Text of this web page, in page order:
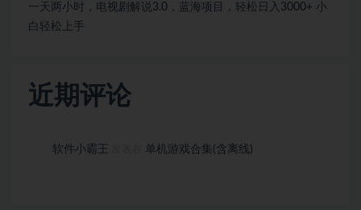
一天两小时，电视剧解说3.0，蓝海项目，轻松日入3000+ 小
白轻松上手
近期评论
软件小霸王 单机游戏合集(含离线)